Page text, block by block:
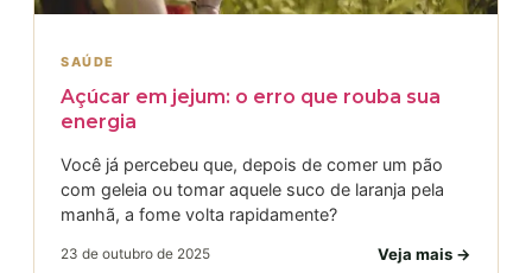
SAÚDE
Açúcar em jejum: o erro que rouba sua
energia
Você já percebeu que, depois de comer um pão
com geleia ou tomar aquele suco de laranja pela
manhã, a fome volta rapidamente?
23 de outubro de 2025 Veja mais →